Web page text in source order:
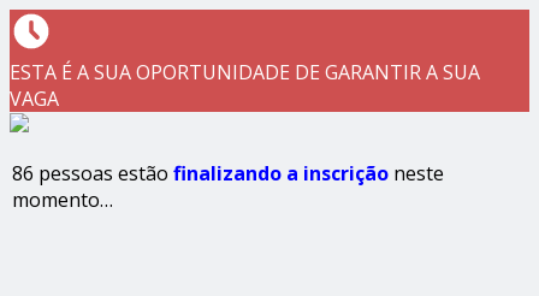
ESTA É A SUA OPORTUNIDADE DE GARANTIR A SUA
VAGA
86 pessoas estão finalizando a inscrição neste
momento…